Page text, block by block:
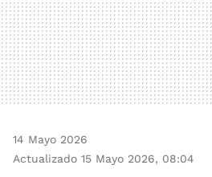
14 Mayo 2026
Actualizado 15 Mayo 2026, 08:04